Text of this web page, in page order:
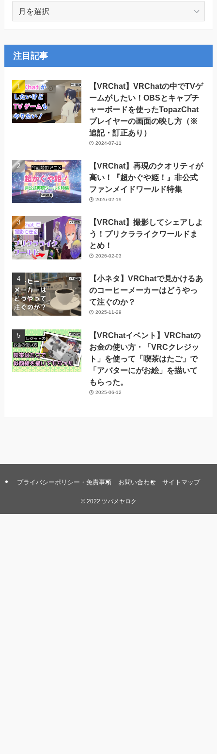
ー
カ
イ
ブ
注目記事
【VRChat】VRChatの中でTVゲ
ームがしたい！OBSとキャプチ
ャーボードを使ったTopazChat
プレイヤーの画面の映し方（※
追記・訂正あり）
2024-07-11
【VRChat】再現のクオリティが
高い！『超かぐや姫！』非公式
ファンメイドワールド特集
2026-02-19
【VRChat】撮影してシェアしよ
う！プリクラライクワールドま
とめ！
2026-02-03
【小ネタ】VRChatで見かけるあ
のコーヒーメーカーはどうやっ
て注ぐのか？
2025-11-29
【VRChatイベント】VRChatの
お金の使い方・「VRCクレジッ
ト」を使って「喫茶はたご」で
「アバターにがお絵」を描いて
もらった。
2025-06-12
プライバシーポリシー・免責事項 お問い合わせ サイトマップ
©2022 ツバメヤロク